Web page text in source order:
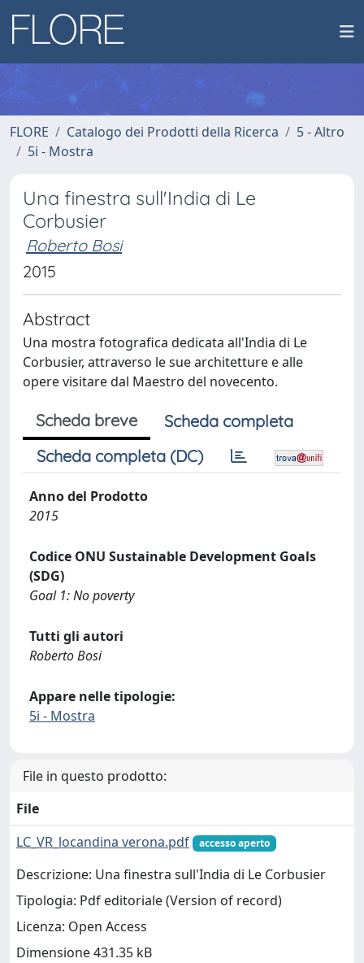
FLORE Catalogo dei Prodotti della Ricerca
5 - Altro
5i - Mostra
Una finestra sull'India di Le
Corbusier
Roberto Bosi
2015
Abstract
Una mostra fotografica dedicata all'India di Le
Corbusier, attraverso le sue architetture e alle
opere visitare dal Maestro del novecento.
Scheda breve
Scheda completa
Scheda completa (DC)
Anno del Prodotto
2015
Codice ONU Sustainable Development Goals
(SDG)
Goal 1: No poverty
Tutti gli autori
Roberto Bosi
Appare nelle tipologie:
5i - Mostra
File in questo prodotto:
File
LC_VR_locandina verona.pdf
accesso aperto
Descrizione: Una finestra sull'India di Le Corbusier
Tipologia: Pdf editoriale (Version of record)
Licenza: Open Access
Dimensione 431.35 kB